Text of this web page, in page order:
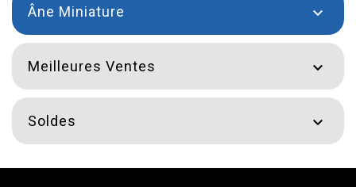
Âne Miniature 
Meilleures Ventes 
Soldes 